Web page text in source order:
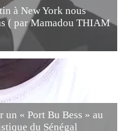
à New York nous
( par Mamadou THIAM
un « Port Bu Bess » au
du Sénégal